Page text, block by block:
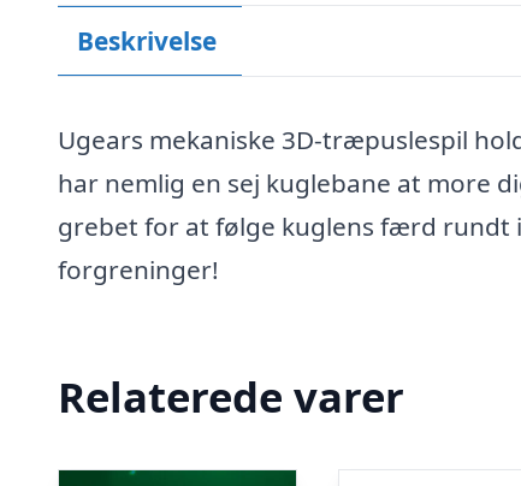
Beskrivelse
Ugears mekaniske 3D-træpuslespil
har nemlig en sej kuglebane at more
grebet for at følge kuglens færd rundt
forgreninger!
Relaterede varer